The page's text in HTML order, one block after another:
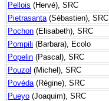
Pellois (Hervé), SRC
Pietrasanta(Sébastien), SRC
Pochon (Elisabeth), SRC
Pompili (Barbara), Ecolo
Popelin (Pascal), SRC
Pouzol (Michel), SRC
Povéda(Régine), SRC
Pueyo (Joaquim), SRC